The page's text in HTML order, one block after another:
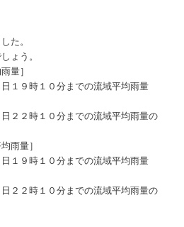
た。
ょう。
量］
１９時１０分までの流域平均雨量
２２時１０分までの流域平均雨量の
雨量］
１９時１０分までの流域平均雨量
２２時１０分までの流域平均雨量の